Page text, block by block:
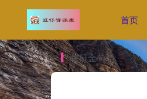
首页
每日金句